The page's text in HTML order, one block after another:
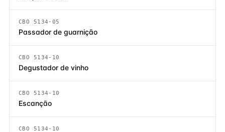
CBO 5134-05
Passador de guarnição
CBO 5134-10
Degustador de vinho
CBO 5134-10
Escanção
CBO 5134-10